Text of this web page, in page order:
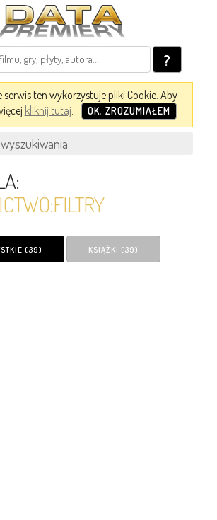
?
ten wykorzystuje pliki Cookie. Aby
kliknij tutaj. OK, ZROZUMIAŁEM
(39) KSIĄŻKI (39)